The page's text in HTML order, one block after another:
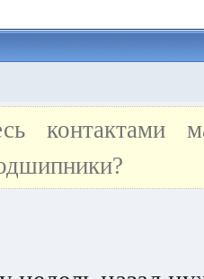
контактами